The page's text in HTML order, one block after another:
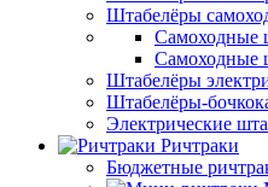
Штабелёры
Самоходные
Самоходные
Штабелёры
Штабелёры-
Электрические
Ричтраки
Бюджетные